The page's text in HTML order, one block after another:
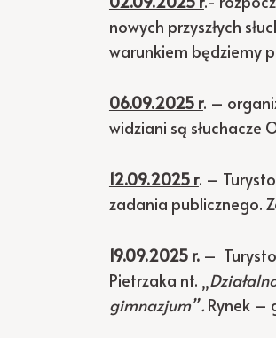
nowych przyszłych
warunkiem będziemy
06.09.2025 r. –
widziani są słuchacze
12.09.2025 r. –
zadania publicznego.
19.09.2025 r.–
Pietrzaka nt. „
gimnazjum” .Rynek –